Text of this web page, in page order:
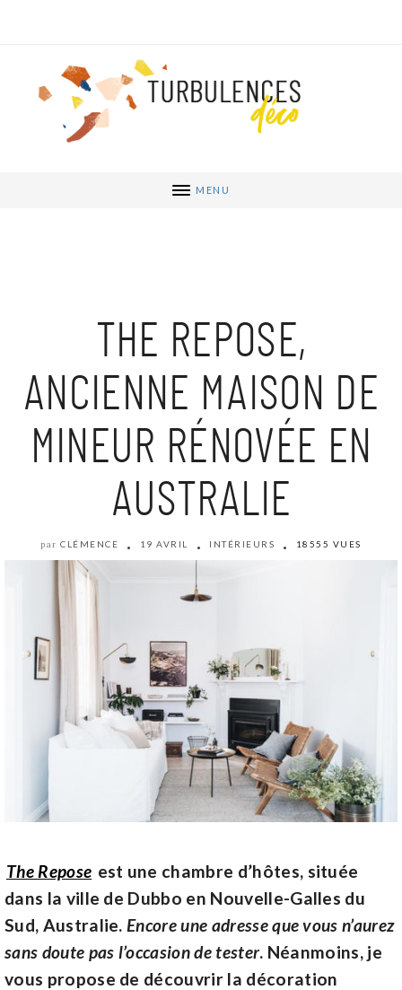
MENU
THE REPOSE,
ANCIENNE MAISON DE
MINEUR RÉNOVÉE EN
AUSTRALIE
par CLÉMENCE 19 AVRIL INTÉRIEURS 18555 VUES
The Repose est une chambre d’hôtes, située
dans la ville de Dubbo en Nouvelle-Galles du
Sud, Australie.Encore une adresse que vous n’aurez
sans doute pas l’occasion de tester. Néanmoins, je
vous propose de découvrir la décoration